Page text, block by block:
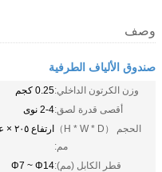
وصف
صندوق الألياف الطرفية
وزن الكرتون الداخلي:0.25 كجم
أقصى قدرة لصق:2-4 نوى
الحجم （H * W * D）
مم:
ارتفاع ٢٠٥ × عرض ١١٥ × عمق ٣٥
قطر الكابل (مم):Φ7 ~ Φ14